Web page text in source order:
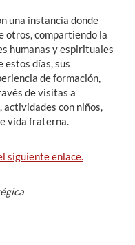
una instancia donde
otros, compartiendo la
humanas y espirituales
estos días, sus
de formación,
de visitas a
con niños,
vida fraterna.
siguiente enlace.